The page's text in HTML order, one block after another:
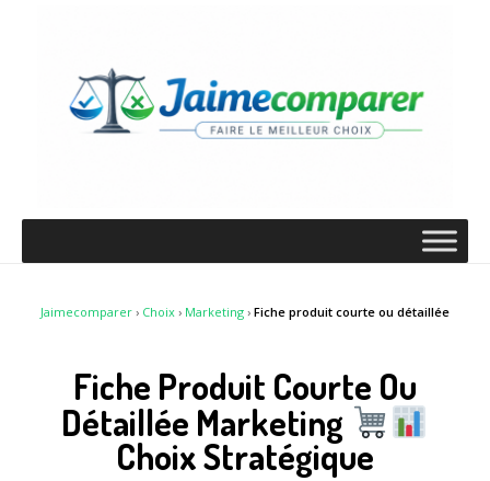
Jaimecomparer › Choix › Marketing › Fiche produit courte ou détaillée
Fiche Produit Courte Ou
Détaillée Marketing
Choix Stratégique